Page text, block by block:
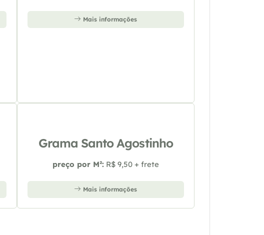
Mais informações
Grama Santo Agostinho
preço por M²: R$ 9,50 + frete
Mais informações